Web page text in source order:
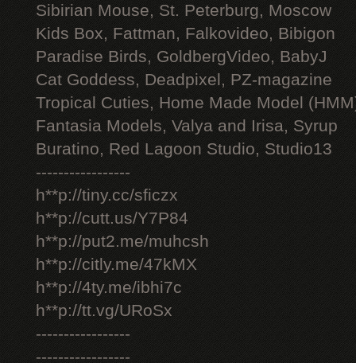
Sibirian Mouse, St. Peterburg, Moscow
Kids Box, Fattman, Falkovideo, Bibigon
Paradise Birds, GoldbergVideo, BabyJ
Cat Goddess, Deadpixel, PZ-magazine
Tropical Cuties, Home Made Model
Fantasia Models, Valya and Irisa, Syrup
Buratino, Red Lagoon Studio, Studio13
-----------------
h**p://tiny.cc/sficzx
h**p://cutt.us/Y7P84
h**p://put2.me/muhcsh
h**p://citly.me/47kMX
h**p://4ty.me/ibhi7c
h**p://tt.vg/URoSx
-----------------
-----------------